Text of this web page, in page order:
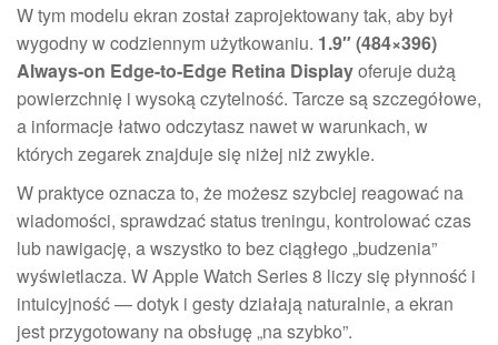
W tym modelu ekran został zaprojektowany tak, aby był
wygodny w codziennym użytkowaniu. 1.9″ (484×396)
Always-on Edge-to-Edge Retina Displayoferuje dużą
powierzchnię i wysoką czytelność. Tarcze są szczegółowe,
a informacje łatwo odczytasz nawet w warunkach, w
których zegarek znajduje się niżej niż zwykle.
W praktyce oznacza to, że możesz szybciej reagować na
wiadomości, sprawdzać status treningu, kontrolować czas
lub nawigację, a wszystko to bez ciągłego „budzenia”
wyświetlacza. W Apple Watch Series 8 liczy się płynność i
intuicyjność — dotyk i gesty działają naturalnie, a ekran
jest przygotowany na obsługę „na szybko”.